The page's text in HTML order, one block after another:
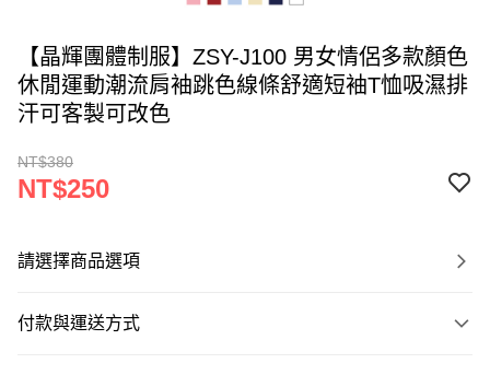
【晶輝團體制服】ZSY-J100 男女情侶多款顏色
休閒運動潮流肩袖跳色線條舒適短袖T恤吸濕排
汗可客製可改色
NT$380
NT$250
請選擇商品選項
付款與運送方式